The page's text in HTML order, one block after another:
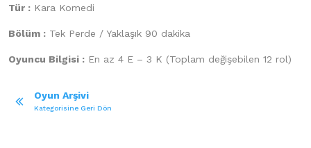
Tür : Kara Komedi
Bölüm : Tek Perde / Yaklaşık 90 dakika
Oyuncu Bilgisi : En az 4 E – 3 K (Toplam değişebilen 12 rol)
Oyun Arşivi
Kategorisine Geri Dön